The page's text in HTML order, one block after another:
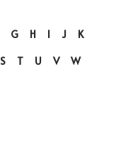
G H I J
K
S T U V
W